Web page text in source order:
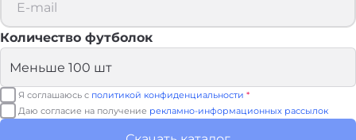
Количество футболок
Я соглашаюсь с политикой конфиденциальности *
Даю согласие на получение рекламно-информационных рассылок